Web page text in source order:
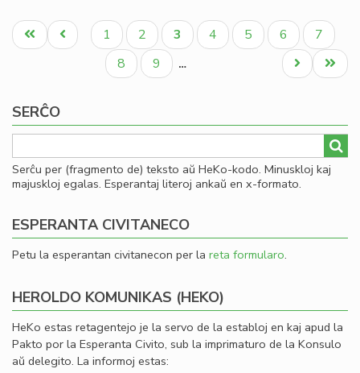
Pagination
Unua
paĝo
Antaŭa
paĝo
Paĝo
1 Paĝo
2
Aktuala
paĝo
3 Paĝo
4 Paĝo
5 Paĝo
6 Paĝo
7
Paĝo
8 Paĝo
9 …
Last
page
Next
page
SERĈO
Serĉu per (fragmento de) teksto aŭ HeKo-kodo. Minuskloj kaj
majuskloj egalas. Esperantaj literoj ankaŭ en x-formato.
ESPERANTA CIVITANECO
Petu la esperantan civitanecon per la reta formularo.
HEROLDO KOMUNIKAS (HEKO)
HeKo estas retagentejo je la servo de la establoj en kaj apud la
Pakto por la Esperanta Civito, sub la imprimaturo de la Konsulo
aŭ delegito. La informoj estas: